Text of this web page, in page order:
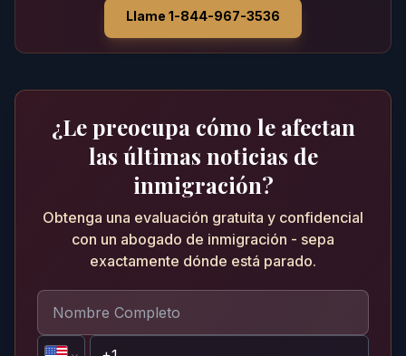
Llame 1-844-967-3536
¿Le preocupa cómo le afectan
las últimas noticias de
inmigración?
Obtenga una evaluación gratuita y confidencial
con un abogado de inmigración - sepa
exactamente dónde está parado.